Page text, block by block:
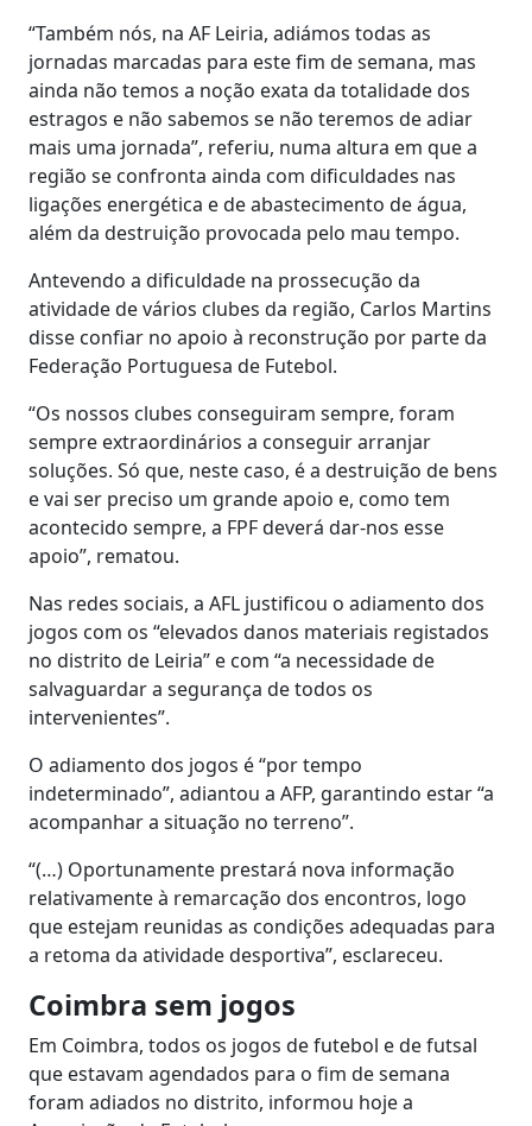
“Também nós, na AF Leiria, adiámos todas as
jornadas marcadas para este fim de semana, mas
ainda não temos a noção exata da totalidade dos
estragos e não sabemos se não teremos de adiar
mais uma jornada”, referiu, numa altura em que a
região se confronta ainda com dificuldades nas
ligações energética e de abastecimento de água,
além da destruição provocada pelo mau tempo.
Antevendo a dificuldade na prossecução da
atividade de vários clubes da região, Carlos Martins
disse confiar no apoio à reconstrução por parte da
Federação Portuguesa de Futebol.
“Os nossos clubes conseguiram sempre, foram
sempre extraordinários a conseguir arranjar
soluções. Só que, neste caso, é a destruição de bens
e vai ser preciso um grande apoio e, como tem
acontecido sempre, a FPF deverá dar-nos esse
apoio”, rematou.
Nas redes sociais, a AFL justificou o adiamento dos
jogos com os “elevados danos materiais registados
no distrito de Leiria” e com “a necessidade de
salvaguardar a segurança de todos os
intervenientes”.
O adiamento dos jogos é “por tempo
indeterminado”, adiantou a AFP, garantindo estar “a
acompanhar a situação no terreno”.
“(…) Oportunamente prestará nova informação
relativamente à remarcação dos encontros, logo
que estejam reunidas as condições adequadas para
a retoma da atividade desportiva”, esclareceu.
Coimbra sem jogos
Em Coimbra, todos os jogos de futebol e de futsal
que estavam agendados para o fim de semana
foram adiados no distrito, informou hoje a